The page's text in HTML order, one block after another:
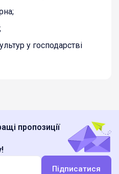
у господарстві
пропозиції
Підписатися